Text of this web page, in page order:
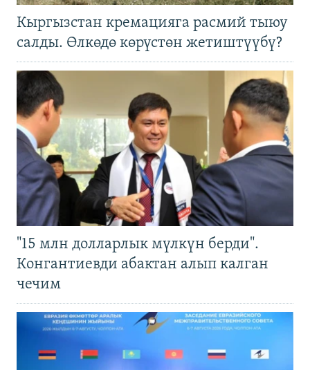
Кыргызстан кремацияга расмий тыюу
салды. Өлкөдө көрүстөн жетиштүүбү?
"15 млн долларлык мүлкүн берди".
Конгантиевди абактан алып калган
чечим